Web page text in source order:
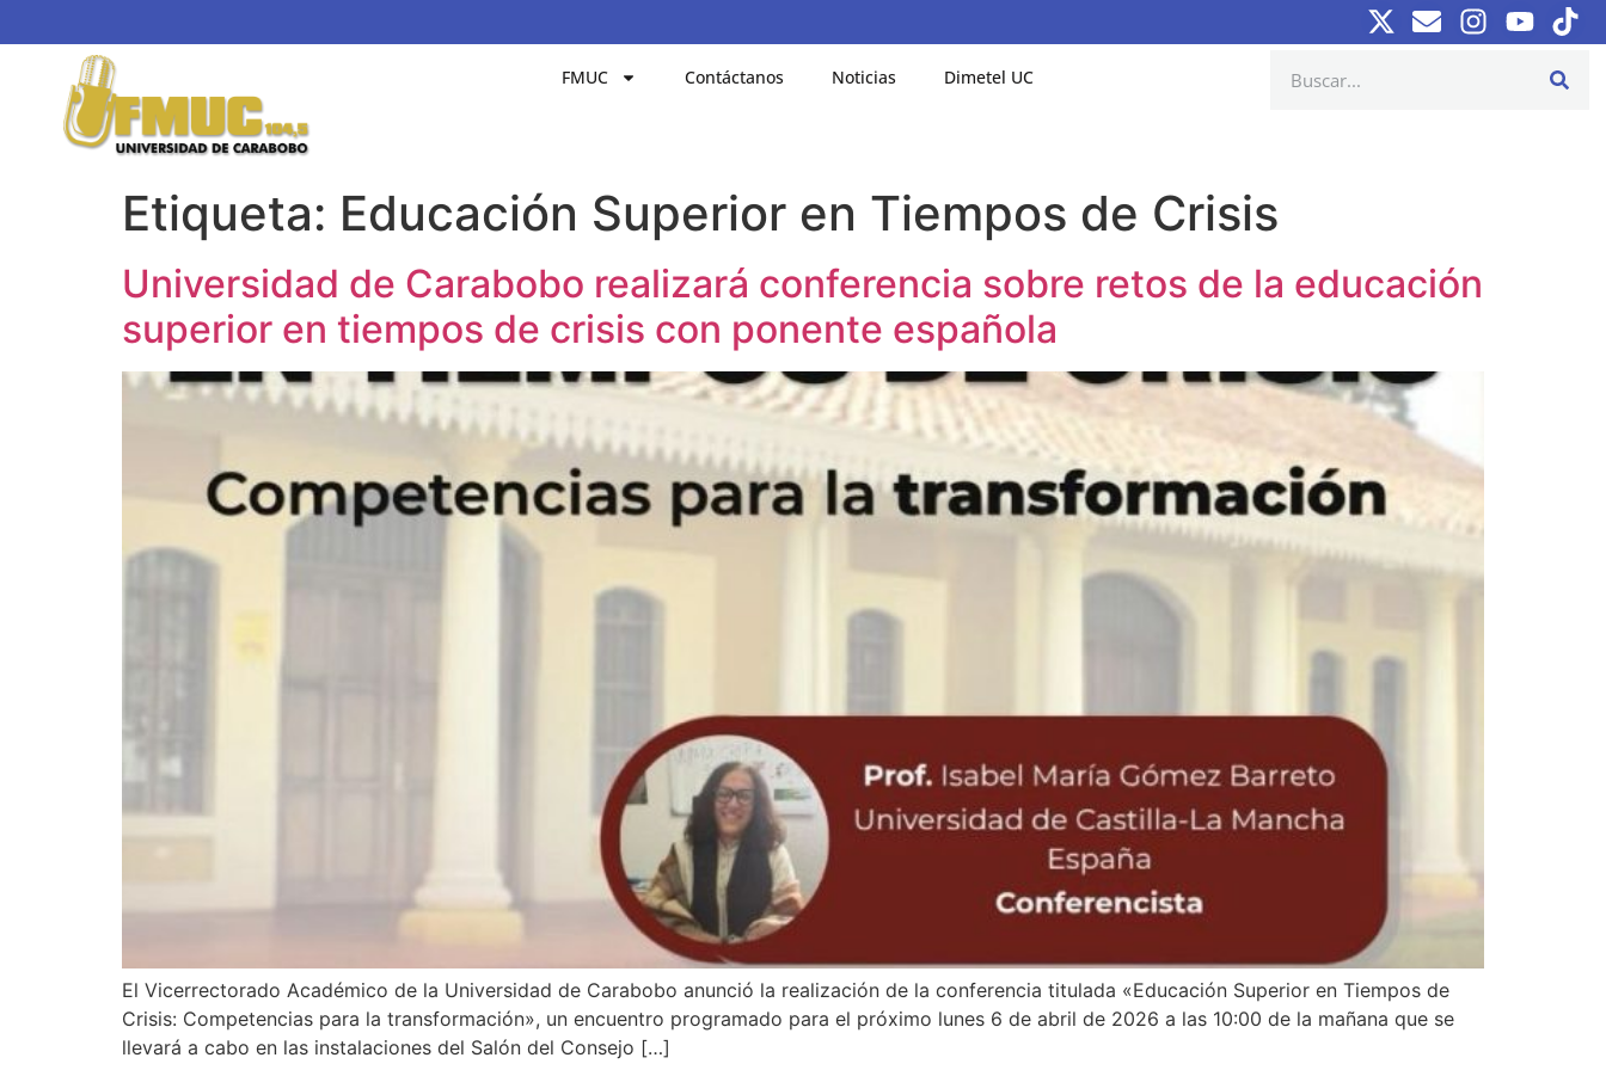
FMUC Contáctanos Noticias Dimetel UC
Etiqueta: Educación Superior en Tiempos de Crisis
Universidad de Carabobo realizará conferencia sobre retos de la educación
superior en tiempos de crisis con ponente española
El Vicerrectorado Académico de la Universidad de Carabobo anunció la realización de la conferencia titulada «Educación Superior en Tiempos de
Crisis: Competencias para la transformación», un encuentro programado para el próximo lunes 6 de abril de 2026 a las 10:00 de la mañana que se
llevará a cabo en las instalaciones del Salón del Consejo […]